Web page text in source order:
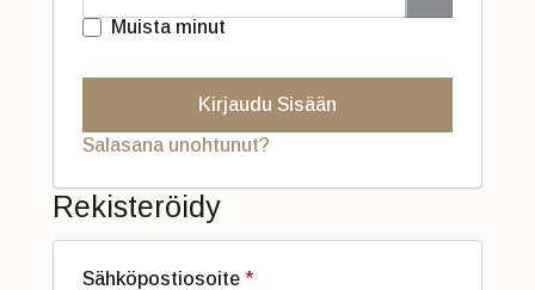
Muista minut
Kirjaudu Sisään
Salasana unohtunut?
Rekisteröidy
Sähköpostiosoite *Vaaditaan